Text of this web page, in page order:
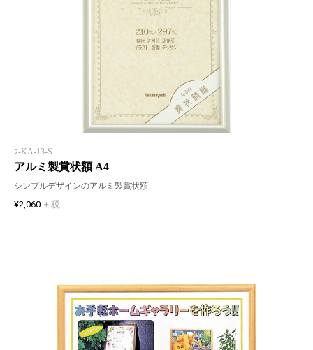
ﾌ-KA-13-S
アルミ製賞状額 A4
シンプルデザインのアルミ製賞状額
¥2,060 + 税